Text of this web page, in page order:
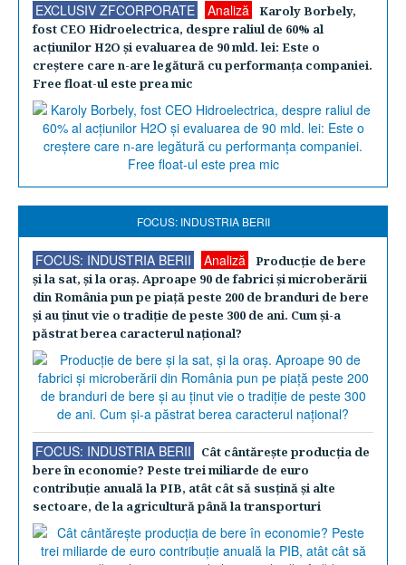
EXCLUSIV ZFCORPORATE Analiză
Karoly Borbely,
fost CEO Hidroelectrica, despre raliul de 60% al
acţiunilor H2O şi evaluarea de 90 mld. lei: Este o
creştere care n-are legătură cu performanţa companiei.
Free float-ul este prea mic
FOCUS: INDUSTRIA BERII
FOCUS: INDUSTRIA BERII Analiză
Producţie de bere
şi la sat, şi la oraş. Aproape 90 de fabrici şi microberării
din România pun pe piaţă peste 200 de branduri de bere
şi au ţinut vie o tradiţie de peste 300 de ani. Cum şi-a
păstrat berea caracterul naţional?
FOCUS: INDUSTRIA BERII
Cât cântăreşte producţia de
bere în economie? Peste trei miliarde de euro
contribuţie anuală la PIB, atât cât să susţină şi alte
sectoare, de la agricultură până la transporturi